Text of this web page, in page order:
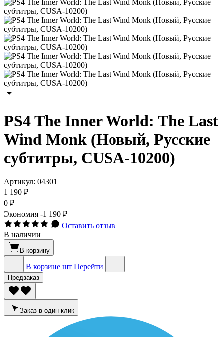
PS4 The Inner World: The Last
Wind Monk (Новый, Русские
субтитры, CUSA-10200)
Артикул: 04301
1 190 ₽
0 ₽
Экономия -1 190 ₽
Оставить отзыв
В наличии
В корзину
В корзине шт Перейти
Предзаказ
Заказ в один клик